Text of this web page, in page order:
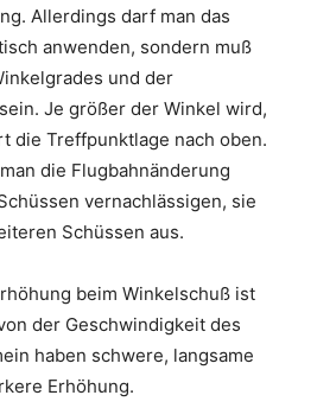
Allerdings darf man das
anwenden, sondern muß
und der
Je größer der Winkel wird,
die Treffpunktlage nach oben.
die Flugbahnänderung
vernachlässigen, sie
Schüssen aus.
beim Winkelschuß ist
der Geschwindigkeit des
haben schwere, langsame
Erhöhung.